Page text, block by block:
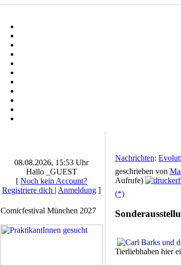
08.08.2026, 15:53 Uhr
Hallo _GUEST
[ Noch kein Account?
Registriere dich | Anmeldung ]
Comicfestival München 2027
Nachrichten:
geschrieben von
Aufrufe)
(*)
Tierliebhaben hier